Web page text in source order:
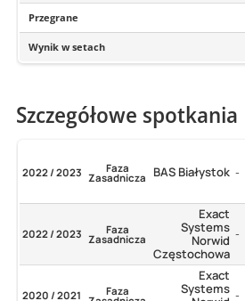
Przegrane
Wynik w setach
Szczegółowe spotkania
2022 / 2023 Faza
Zasadnicza BAS Białystok -
2022 / 2023 Faza
Zasadnicza
Exact
Systems
Norwid
Częstochowa
-
2020 / 2021 Faza
Exact
Systems -